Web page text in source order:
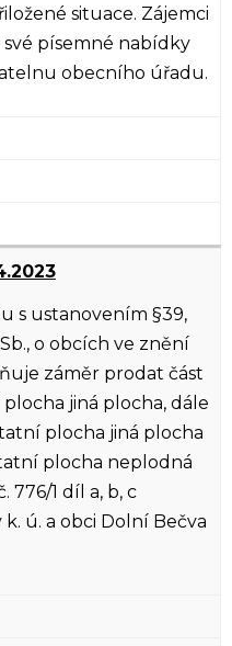
situace. Zájemci
písemné nabídky
obecního úřadu.
s ustanovením §39,
o obcích ve znění
záměr prodat část
jiná plocha, dále
plocha jiná plocha
plocha neplodná
776/1 díl a, b, c
ú. a obci Dolní Bečva